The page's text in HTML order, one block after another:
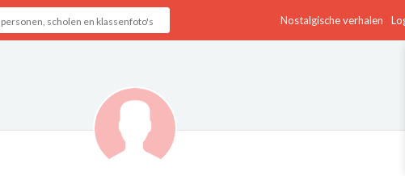
Nostalgische verhalen